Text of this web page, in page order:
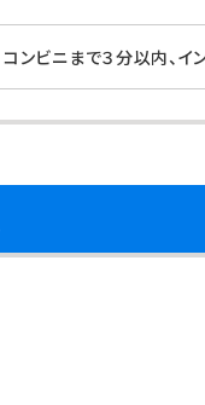
コンビニまで３分以内、イ